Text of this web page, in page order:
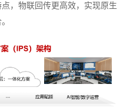
，物联回传更高效，实现原生